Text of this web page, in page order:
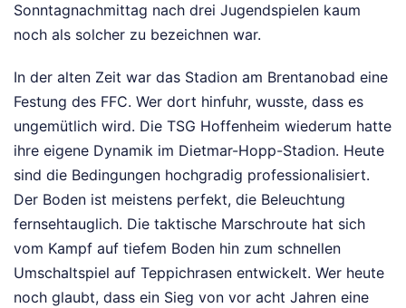
Sonntagnachmittag nach drei Jugendspielen kaum
noch als solcher zu bezeichnen war.
In der alten Zeit war das Stadion am Brentanobad eine
Festung des FFC. Wer dort hinfuhr, wusste, dass es
ungemütlich wird. Die TSG Hoffenheim wiederum hatte
ihre eigene Dynamik im Dietmar-Hopp-Stadion. Heute
sind die Bedingungen hochgradig professionalisiert.
Der Boden ist meistens perfekt, die Beleuchtung
fernsehtauglich. Die taktische Marschroute hat sich
vom Kampf auf tiefem Boden hin zum schnellen
Umschaltspiel auf Teppichrasen entwickelt. Wer heute
noch glaubt, dass ein Sieg von vor acht Jahren eine